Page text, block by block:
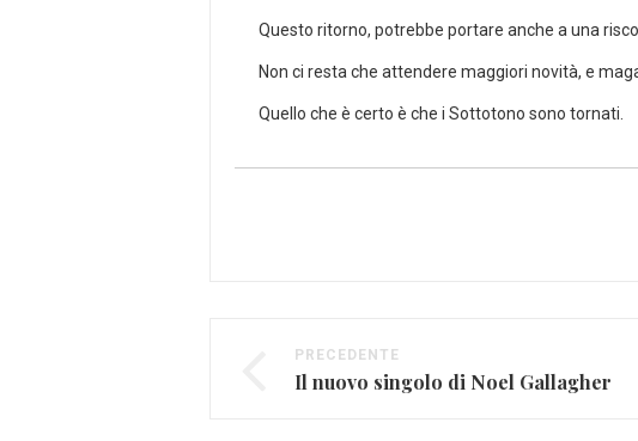
Questo ritorno, potrebbe portare anche a una
Non ci resta che attendere maggiori novità, e
Quello che è certo è che i Sottotono sono tornati.
PRECEDENTE
Il nuovo singolo di Noel Gallagher